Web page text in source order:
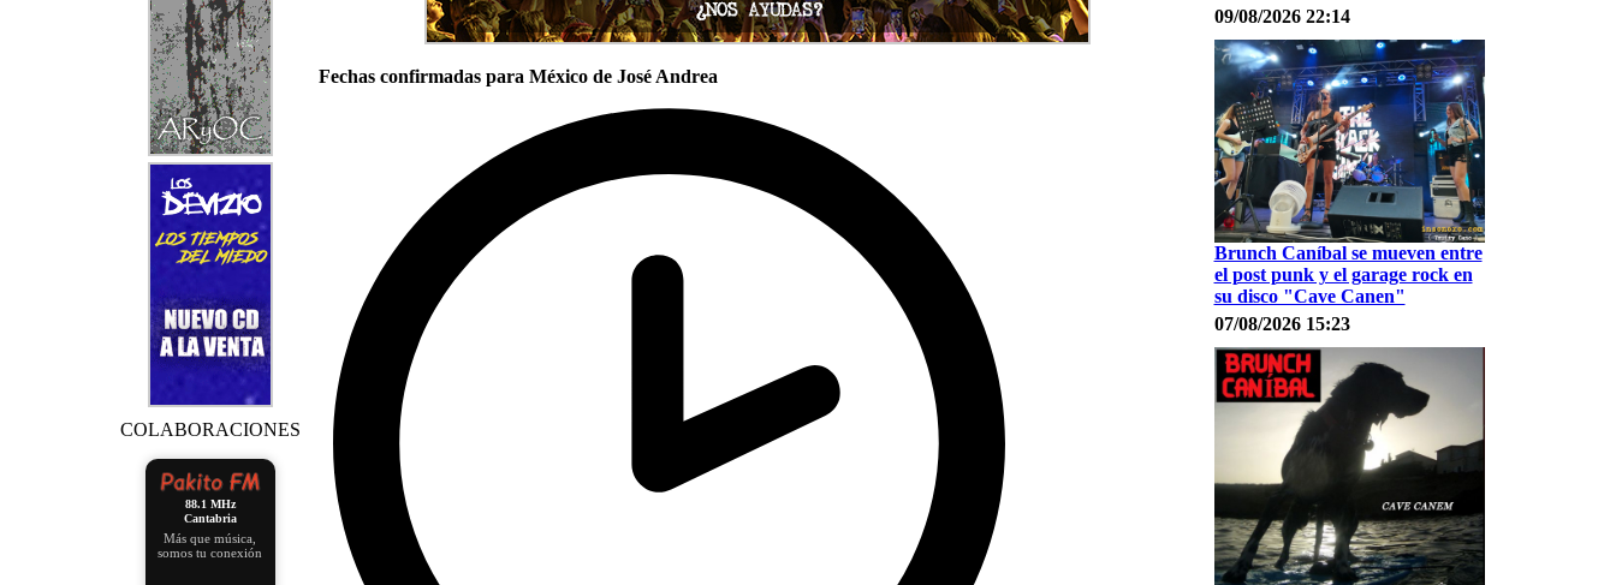
COLABORACIONES
88.1 MHz
Cantabria
Más que música,
somos tu conexión
Fechas confirmadas para México de José Andrea
09/08/2026 22:14
Brunch Caníbal se mueven entre
el post punk y el garage rock en
su disco "Cave Canen"
07/08/2026 15:23